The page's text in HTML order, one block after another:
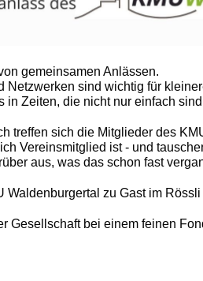
gemeinsamen Anlässen.
Netzwerken sind wichtig für
in Zeiten, die nicht nur einfach
treffen sich die Mitglieder des
Vereinsmitglied ist - und
aus, was das schon fast
Waldenburgertal zu Gast im
Gesellschaft bei einem feinen